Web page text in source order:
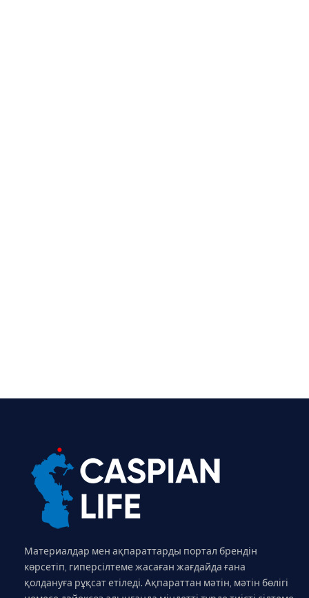
Материалдар мен ақпараттарды портал брендін
көрсетіп, гиперсілтеме жасаған жағдайда ғана
қолдануға рұқсат етіледі. Ақпараттан мәтін, мәтін бөлігі